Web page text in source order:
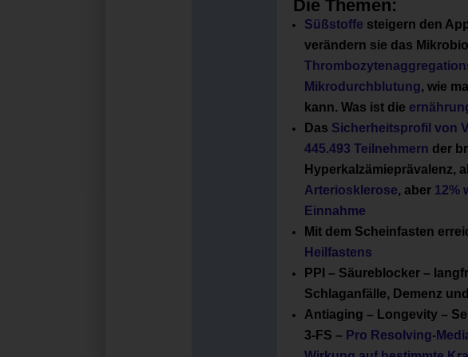
Die Themen:
Süßstoffe steigern den
verändern sie das
Mikrodurchblutung, wie
kann. Was ist die
Das Sicherheitsprofil von
445.493 Teilnehmern der
Hyperkalzämieprävalenz,
Arteriosklerose, aber 12%
Einnahme
Mit dem Scheinfasten
Heilfastens
PPI – Säureblocker –
Schlaganfälle, Demenz und
Antiaging – Longevity –
3-FS – Pro Resolving-